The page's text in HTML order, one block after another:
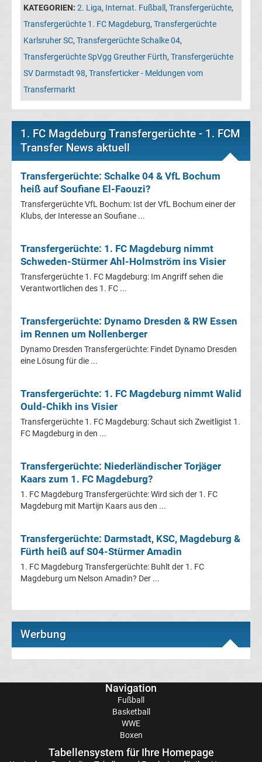
Transfergerüchte
Bayern
Transfergerüchte
Borussia
Dortmund
Transfergerüchte
Borussia
FC
Transfergerüchte
Dresden
Eintracht
Braunschweig
Eintracht
Frankfurt
Augsburg
KATEGORIEN: 2. Liga, Internat. Fußball , Transfergerüchte,
Transfergerüchte 1. FC Magdeburg, Transfergerüchte
Karlsruher SC, Transfergerüchte Schalke 04,
Transfergerüchte SpVgg Greuther Fürth, Transfergerüchte
SV Darmstadt 98, Transferticker - Meldungen vom
Transfermarkt
1. FC Magdeburg Transfergerüchte - 1. FCM
Transfer News aktuell
Transfergerüchte: Schalke 04 & VfL Bochum
heiß auf Soufiane El-Faouzi?
Transfergerüchte VfL Bochum: Ist der VfL Bochum einer der
Klubs, der Interesse an Soufiane ...
Transfergerüchte: 1. FC Magdeburg nimmt
Schweden-Stürmer Ahl-Holmström ins Visier
Transfergerüchte 1. FC Magdeburg: Im Angriff sehen die
Verantwortlichen des 1. FC ...
Transfergerüchte: Dynamo Dresden & RW Essen
im Rennen um Nollenberger
Dynamo Dresden Transfergerüchte: Findet Dynamo Dresden
eine Lösung für die ...
Transfergerüchte: 1. FC Magdeburg nimmt Walid
Ould-Chikh ins Visier
Transfergerüchte 1. FC Magdeburg: Schaut sich Zweitligist 1.
FC Magdeburg in den ...
Transfergerüchte: Niederländischer Torjäger
Kaars zum 1. FC Magdeburg?
1. FC Magdeburg Transfergerüchte: Wird sich der 1. FC
Magdeburg mit Martijn Kaars aus den ...
Transfergerüchte: Darmstadt, KSC, Magdeburg &
Fürth heiß auf S04-Stürmer Amadin
1. FC Magdeburg Transfergerüchte: Buhlt der 1. FC
Magdeburg um Nelson Amadin? Der ...
Werbung
Navigation
Fußball
Basketball
WWE
Boxen
Tabellensystem für Ihre Homepage